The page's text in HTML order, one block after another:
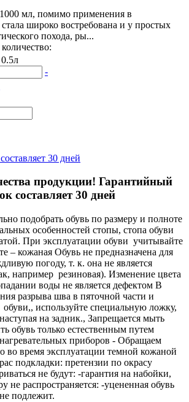
мл, помимо применения в
стала широко востребована и у простых
похода, ры...
-
30 дней
продукции! Гарантийный
составляет 30 дней
подобрать обувь по размеру и полноте
особенностей стопы, стопа обуви
При эксплуатации обуви учитывайте
– кожаная Обувь не предназначена для
погоду, т. к. она не является
например резиновая). Изменение цвета
воды не является дефектом В
разрыва шва в пяточной части и
используйте специальную ложку,
на задник., Запрещается мыть
обувь только естественным путем
приборов - Обращаем
во время эксплуатации темной кожаной
подкладки: претензии по окрасу
не будут: -гарантия на набойки,
не распространяется: -уцененная обувь
подлежит.